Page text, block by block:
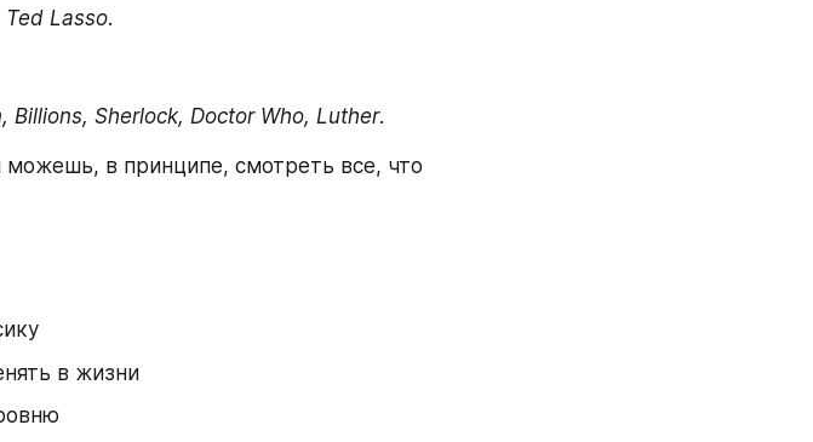
Lasso.
Billions, Sherlock, Doctor Who, Luther.
в принципе, смотреть все, что
в жизни